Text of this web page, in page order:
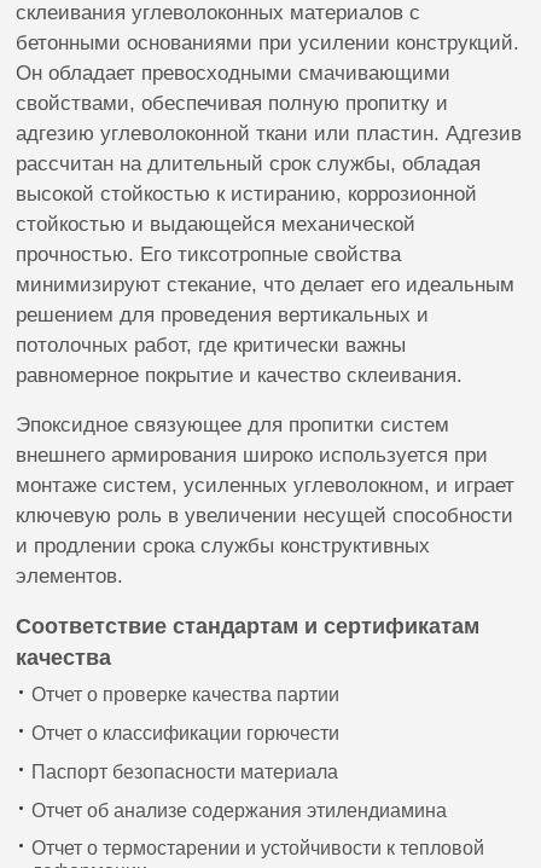
склеивания углеволоконных материалов с
бетонными основаниями при усилении конструкций.
Он обладает превосходными смачивающими
свойствами, обеспечивая полную пропитку и
адгезию углеволоконной ткани или пластин. Адгезив
рассчитан на длительный срок службы, обладая
высокой стойкостью к истиранию, коррозионной
стойкостью и выдающейся механической
прочностью. Его тиксотропные свойства
минимизируют стекание, что делает его идеальным
решением для проведения вертикальных и
потолочных работ, где критически важны
равномерное покрытие и качество склеивания.
Эпоксидное связующее для пропитки систем
внешнего армирования широко используется при
монтаже систем, усиленных углеволокном, и играет
ключевую роль в увеличении несущей способности
и продлении срока службы конструктивных
элементов.
Соответствие стандартам и сертификатам
качества
Отчет о проверке качества партии
Отчет о классификации горючести
Паспорт безопасности материала
Отчет об анализе содержания этилендиамина
Отчет о термостарении и устойчивости к тепловой